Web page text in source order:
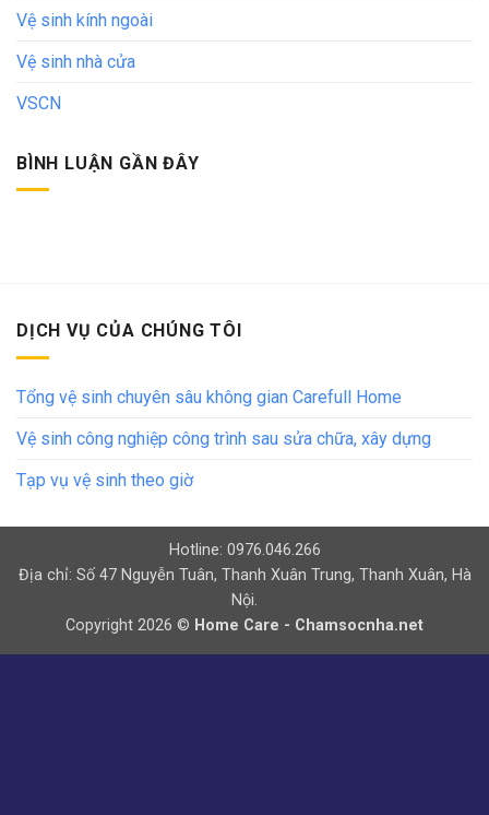
Vệ sinh kính ngoài
Vệ sinh nhà cửa
VSCN
BÌNH LUẬN GẦN ĐÂY
DỊCH VỤ CỦA CHÚNG TÔI
Tổng vệ sinh chuyên sâu không gian Carefull Home
Vệ sinh công nghiệp công trình sau sửa chữa, xây dựng
Tạp vụ vệ sinh theo giờ
Hotline: 0976.046.266
Địa chỉ: Số 47 Nguyễn Tuân, Thanh Xuân Trung, Thanh Xuân, Hà
Nội.
Copyright 2026 © Home Care - Chamsocnha.net